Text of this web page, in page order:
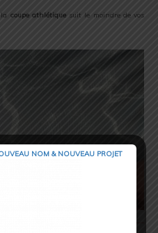
coupe athlétiquesuit le moindre de vos
NOM & NOUVEAU PROJET